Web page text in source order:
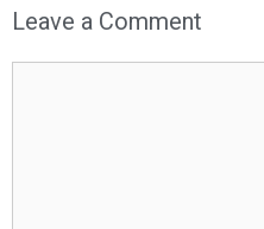
Leave a Comment